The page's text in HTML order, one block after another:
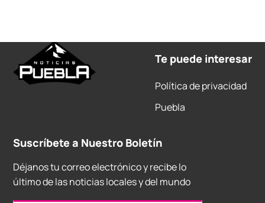
Te puede interesar
Política de privacidad
Puebla
Suscríbete a Nuestro Boletín
Déjanos tu correo electrónico y recibe lo
último de las noticias locales y del mundo